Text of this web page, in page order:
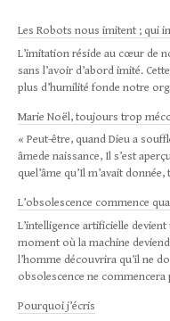
Les Robots nous imitent ; qui
L’imitation réside au cœur de
sans l’avoir d’abord imité.
plus d’humilité fonde notre
Marie Noël, toujours trop
« Peut-être, quand Dieu a
âmede naissance, Il s’est
quel’âme qu’Il m’avait
L’obsolescence commence
L’intelligence artificielle
moment où la machine
l’homme découvrira qu’il ne
obsolescence ne commencera
Pourquoi j’écris